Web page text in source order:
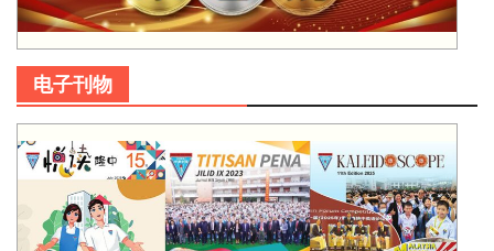
电子刊物